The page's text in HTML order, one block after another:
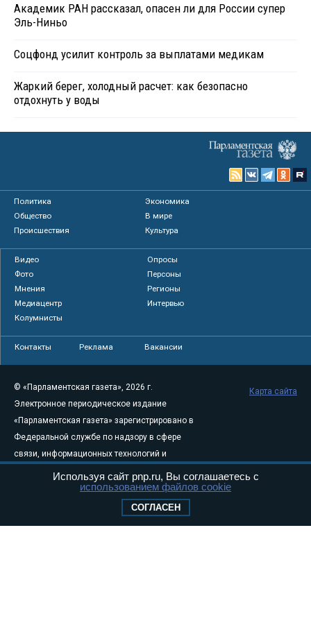
Академик РАН рассказал, опасен ли для России супер
Эль-Ниньо
Соцфонд усилит контроль за выплатами медикам
Жаркий берег, холодный расчет: как безопасно
отдохнуть у воды
Политика
Экономика
Общество
В мире
Происшествия
Культура
Видео
Опросы
Фото
Персоны
Мнения
Регионы
Медиацентр
Интервью
Колумнисты
Контакты Реклама Вакансии
© «Парламентская газета», 2026 г.
Электронное периодическое издание
«Парламентская газета» зарегистрировано в
Федеральной службе по надзору в сфере
связи, информационных технологий и
августа 2011 года. 18+
Свидетельство о регистрации Эл № ФС77-
Карта сайта
Используя сайт pnp.ru, Вы соглашаетесь с
использованием файлов cookie
СОГЛАСЕН